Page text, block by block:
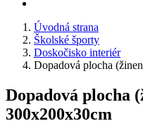
Úvodná strana
Školské športy
Doskočisko interiér
Dopadová plocha
Dopadová plocha
300x200x30cm